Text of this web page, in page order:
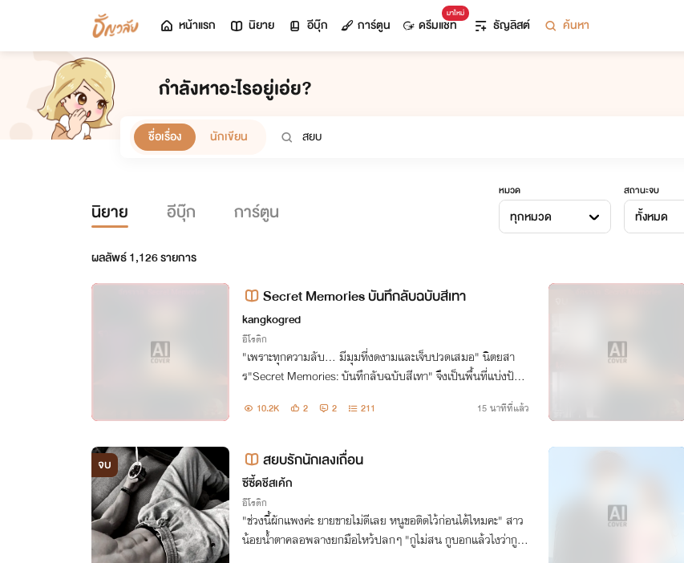
หน้าแรก นิยาย อีบุ๊ก การ์ตูน
มาใหม่
ดรีมแชท ธัญลิสต์ ค้นหา
กำลังหาอะไรอยู่เอ่ย?
ชื่อเรื่อง นักเขียน
นิยาย อีบุ๊ก การ์ตูน
หมวด
ทุกหมวด
สถานะจบ
ทั้งหมด
ผลลัพธ์1,126รายการ
Secret Memories บันทึกลับฉบับสีเทา
kangkogred
อีโรติก
"เพราะทุกความลับ... มีมุมที่งดงามและเจ็บปวดเสมอ" นิตยสา
ร"Secret Memories: บันทึกลับฉบับสีเทา" จึงเป็นพื้นที่แบ่งปันเ
10.2K 2 2 211 15 นาทีที่แล้ว
จบ สยบรักนักเลงเถื่อน
ซีซี้ดชีสเค้ก
อีโรติก
"ช่วงนี้ผักแพงค่ะ ยายขายไม่ดีเลย หนูขอติดไว้ก่อนได้ไหมคะ" สาว
น้อยน้ำตาคลอพลางยกมือไหว้ปลกๆ "กูไม่สน กูบอกแล้วไงว่ากูไม่